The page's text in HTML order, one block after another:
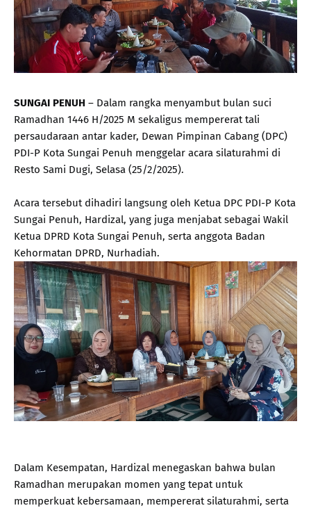
SUNGAI PENUH – Dalam rangka menyambut bulan suci
Ramadhan 1446 H/2025 M sekaligus mempererat tali
persaudaraan antar kader, Dewan Pimpinan Cabang (DPC)
PDI-P Kota Sungai Penuh menggelar acara silaturahmi di
Resto Sami Dugi, Selasa (25/2/2025).
Acara tersebut dihadiri langsung oleh Ketua DPC PDI-P Kota
Sungai Penuh, Hardizal, yang juga menjabat sebagai Wakil
Ketua DPRD Kota Sungai Penuh, serta anggota Badan
Kehormatan DPRD, Nurhadiah.
Dalam Kesempatan, Hardizal menegaskan bahwa bulan
Ramadhan merupakan momen yang tepat untuk
memperkuat kebersamaan, mempererat silaturahmi, serta